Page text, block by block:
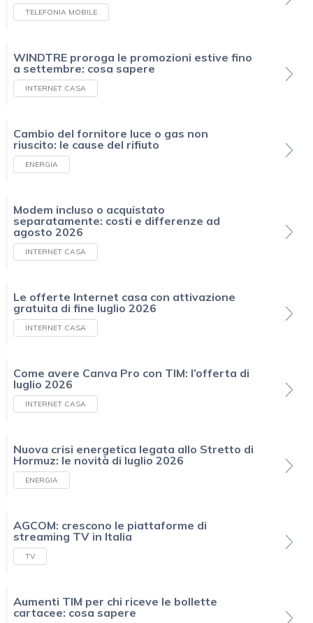
TELEFONIA MOBILE
WINDTRE proroga le promozioni estive fino
a settembre: cosa sapere
INTERNET CASA
Cambio del fornitore luce o gas non
riuscito: le cause del rifiuto
ENERGIA
Modem incluso o acquistato
separatamente: costi e differenze ad
agosto 2026
INTERNET CASA
Le offerte Internet casa con attivazione
gratuita di fine luglio 2026
INTERNET CASA
Come avere Canva Pro con TIM: l’offerta di
luglio 2026
INTERNET CASA
Nuova crisi energetica legata allo Stretto di
Hormuz: le novità di luglio 2026
ENERGIA
AGCOM: crescono le piattaforme di
streaming TV in Italia
TV
Aumenti TIM per chi riceve le bollette
cartacee: cosa sapere